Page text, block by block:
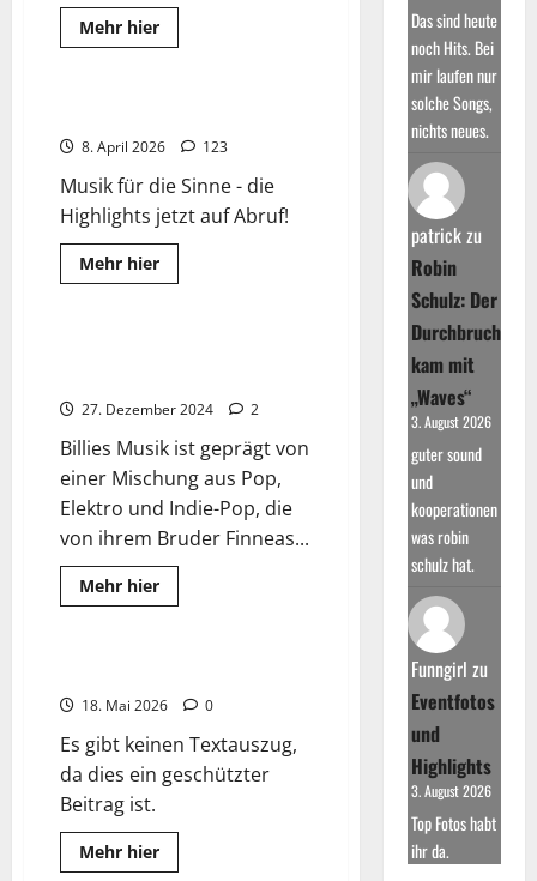
Mehr hierRead
more
Top-Hits Charts
8. April 2026 123
Musik für die Sinne - die
Highlights jetzt auf Abruf!
Mehr hierRead
more
Wissenswertes
27. Dezember 2024 2
Billies Musik ist geprägt von
einer Mischung aus Pop,
Elektro und Indie-Pop, die
von ihrem Bruder Finneas...
Mehr hierRead
more
mit
100
Mio
Streams
Top-Hits DeluXe
18. Mai 2026 0
Es gibt keinen Textauszug,
da dies ein geschützter
Beitrag ist.
Mehr hierRead
more
Das sind heute
noch Hits. Bei
mir laufen nur
solche Songs,
nichts neues.
patrickzu
Robin
Schulz: Der
Durchbruch
kam mit
„Waves“
3. August 2026
guter sound
und
kooperationen
was robin
schulz hat.
Funngirl zu
Eventfotos
und
Highlights
3. August 2026
Top Fotos habt
ihr da.